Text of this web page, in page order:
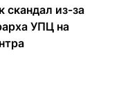
скандал из-за
УПЦ на